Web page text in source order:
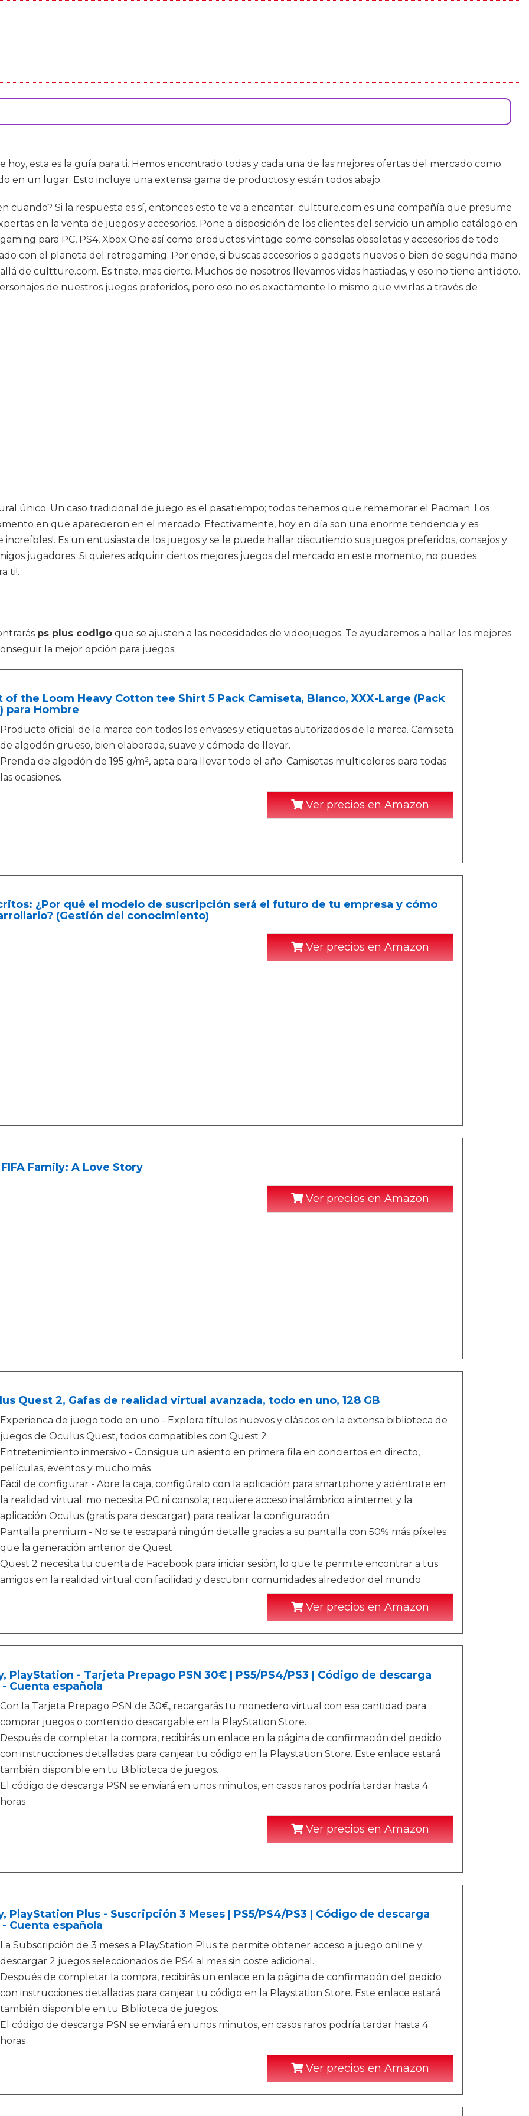
hoy, esta es la guía para ti. Hemos encontrado todas y cada una de las mejores ofertas del mercado como
en un lugar. Esto incluye una extensa gama de productos y están todos abajo.
cuando? Si la respuesta es sí, entonces esto te va a encantar. cultture.com es una compañía que presume
en la venta de juegos y accesorios. Pone a disposición de los clientes del servicio un amplio catálogo en
para PC, PS4, Xbox One así como productos vintage como consolas obsoletas y accesorios de todo
con el planeta del retrogaming. Por ende, si buscas accesorios o gadgets nuevos o bien de segunda mano
de cultture.com. Es triste, mas cierto. Muchos de nosotros llevamos vidas hastiadas, y eso no tiene antídoto.
de nuestros juegos preferidos, pero eso no es exactamente lo mismo que vivirlas a través de
único. Un caso tradicional de juego es el pasatiempo; todos tenemos que rememorar el Pacman. Los
en que aparecieron en el mercado. Efectivamente, hoy en día son una enorme tendencia y es
Es un entusiasta de los juegos y se le puede hallar discutiendo sus juegos preferidos, consejos y
jugadores. Si quieres adquirir ciertos mejores juegos del mercado en este momento, no puedes
ti!.
ps plus codigo que se ajusten a las necesidades de videojuegos. Te ayudaremos a hallar los mejores
la mejor opción para juegos.
of the Loom Heavy Cotton tee Shirt 5 Pack Camiseta, Blanco, XXX-Large (Pack
para Hombre
Producto oficial de la marca con todos los envases y etiquetas autorizados de la marca. Camiseta
de algodón grueso, bien elaborada, suave y cómoda de llevar.
Prenda de algodón de 195 g/m², apta para llevar todo el año. Camisetas multicolores para todas
las ocasiones.
Ver precios en Amazon
¿Por qué el modelo de suscripción será el futuro de tu empresa y cómo
(Gestión del conocimiento)
Ver precios en Amazon
Family: A Love Story
Ver precios en Amazon
Quest 2, Gafas de realidad virtual avanzada, todo en uno, 128 GB
Experienca de juego todo en uno - Explora títulos nuevos y clásicos en la extensa biblioteca de
juegos de Oculus Quest, todos compatibles con Quest 2
Entretenimiento inmersivo - Consigue un asiento en primera fila en conciertos en directo,
películas, eventos y mucho más
Fácil de configurar - Abre la caja, configúralo con la aplicación para smartphone y adéntrate en
la realidad virtual; mo necesita PC ni consola; requiere acceso inalámbrico a internet y la
aplicación Oculus (gratis para descargar) para realizar la configuración
Pantalla premium - No se te escapará ningún detalle gracias a su pantalla con 50% más píxeles
que la generación anterior de Quest
Quest 2 necesita tu cuenta de Facebook para iniciar sesión, lo que te permite encontrar a tus
amigos en la realidad virtual con facilidad y descubrir comunidades alrededor del mundo
Ver precios en Amazon
PlayStation - Tarjeta Prepago PSN 30€ | PS5/PS4/PS3 | Código de descarga
- Cuenta española
Con la Tarjeta Prepago PSN de 30€, recargarás tu monedero virtual con esa cantidad para
comprar juegos o contenido descargable en la PlayStation Store.
Después de completar la compra, recibirás un enlace en la página de confirmación del pedido
con instrucciones detalladas para canjear tu código en la Playstation Store. Este enlace estará
también disponible en tu Biblioteca de juegos.
El código de descarga PSN se enviará en unos minutos, en casos raros podría tardar hasta 4
horas
Ver precios en Amazon
PlayStation Plus - Suscripción 3 Meses | PS5/PS4/PS3 | Código de descarga
- Cuenta española
La Subscripción de 3 meses a PlayStation Plus te permite obtener acceso a juego online y
descargar 2 juegos seleccionados de PS4 al mes sin coste adicional.
Después de completar la compra, recibirás un enlace en la página de confirmación del pedido
con instrucciones detalladas para canjear tu código en la Playstation Store. Este enlace estará
también disponible en tu Biblioteca de juegos.
El código de descarga PSN se enviará en unos minutos, en casos raros podría tardar hasta 4
horas
Ver precios en Amazon